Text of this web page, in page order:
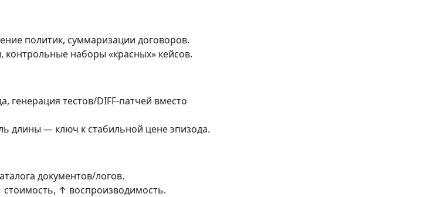
политик, суммаризации договоров.
наборы «красных» кейсов.
генерация тестов/DIFF-патчей вместо
длины — ключ к стабильной цене эпизода.
документов/логов.
↑ воспроизводимость.